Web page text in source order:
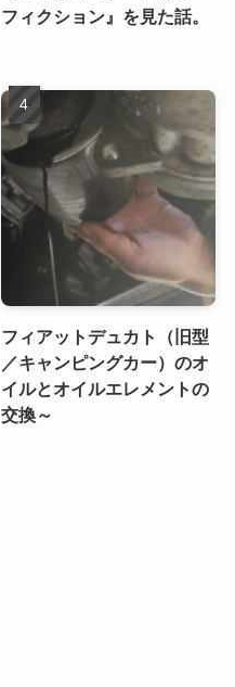
フィクション』を見た話。
フィアットデュカト（旧型
／キャンピングカー）のオ
イルとオイルエレメントの
交換～